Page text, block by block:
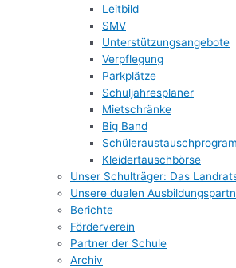
Leitbild
SMV
Unterstützungsangebote
Verpflegung
Parkplätze
Schuljahresplaner
Mietschränke
Big Band
Kleidertauschbörse
Unser Schulträger: Das
Unsere dualen
Berichte
Förderverein
Partner der Schule
Archiv